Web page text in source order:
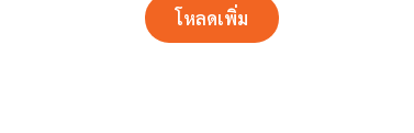
โหลดเพิ่ม